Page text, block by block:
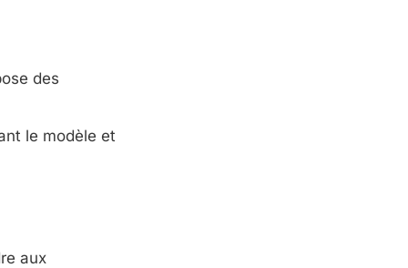
des
le modèle et
aux